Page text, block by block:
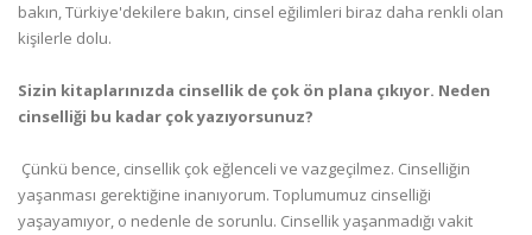
bakın, Türkiye'dekilere bakın, cinsel eğilimleri biraz daha renkli olan
kişilerle dolu.
Sizin kitaplarınızda cinsellik de çok ön plana çıkıyor. Neden
cinselliği bu kadar çok yazıyorsunuz?
 Çünkü bence, cinsellik çok eğlenceli ve vazgeçilmez. Cinselliğin
yaşanması gerektiğine inanıyorum. Toplumumuz cinselliği
yaşayamıyor, o nedenle de sorunlu. Cinsellik yaşanmadığı vakit